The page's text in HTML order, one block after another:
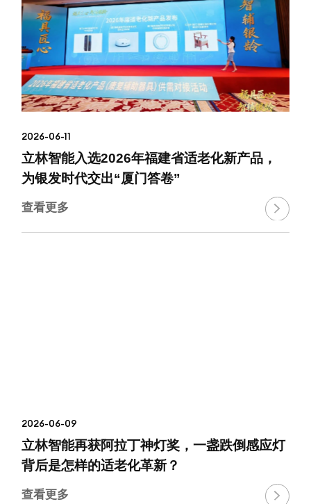
2026-06-11
立林智能入选2026年福建省适老化新产品，
为银发时代交出“厦门答卷”
查看更多 
2026-06-09
立林智能再获阿拉丁神灯奖，一盏跌倒感应灯
背后是怎样的适老化革新？
查看更多 